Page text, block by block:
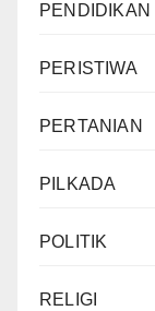
PENDIDIKAN
PERISTIWA
PERTANIAN
PILKADA
POLITIK
RELIGI